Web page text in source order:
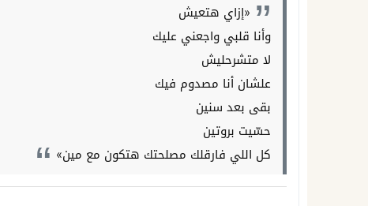
«إزاي هتعيش
وأنا قلبي واجعني عليك
لا متشرحليش
علشان أنا مصدوم فيك
بقى بعد سنين
حسّيت بروتين
كل اللي فارقلك مصلحتك هتكون مع مين»